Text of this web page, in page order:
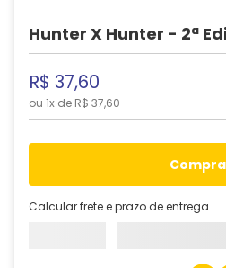
Hunter X Hunter - 2ª
R$ 37,60
ou 1x de R$ 37,60
Calcular frete e prazo de entrega